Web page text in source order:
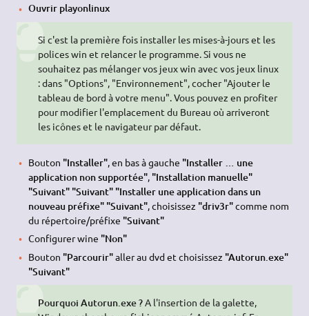
Ouvrir playonlinux
Si c'est la première fois installer les mises-à-jours et les
polices win et relancer le programme. Si vous ne
souhaitez pas mélanger vos jeux win avec vos jeux linux
: dans "Options", "Environnement", cocher "Ajouter le
tableau de bord à votre menu". Vous pouvez en profiter
pour modifier l'emplacement du Bureau où arriveront
les icônes et le navigateur par défaut.
Bouton "Installer", en bas à gauche "Installer … une
application non supportée", "Installation manuelle"
"Suivant" "Suivant" "Installer une application dans un
nouveau préfixe" "Suivant", choisissez "driv3r"comme nom
du répertoire/préfixe "Suivant"
Configurer wine "Non"
Bouton "Parcourir"aller au dvd et choisissez "Autorun.exe"
"Suivant"
Pourquoi Autorun.exe ?A l'insertion de la galette,